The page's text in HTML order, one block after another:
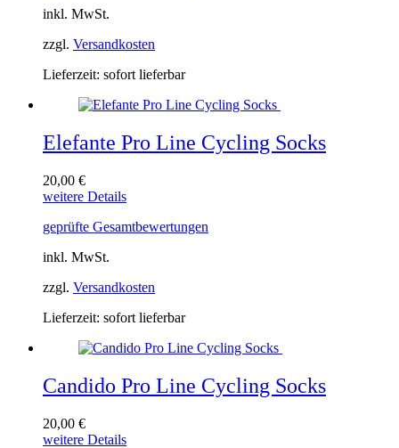
Die
können
auf
der
gewählt
inkl. MwSt.
zzgl. Versandkosten
Lieferzeit: sofort lieferbar
Elefante Pro Line Cycling Socks
20,00 €
weitere DetailsDieses
weist
Die
können
auf
der
gewählt
geprüfte Gesamtbewertungen
inkl. MwSt.
zzgl. Versandkosten
Lieferzeit: sofort lieferbar
Candido Pro Line Cycling Socks
20,00 €
weitere DetailsDieses